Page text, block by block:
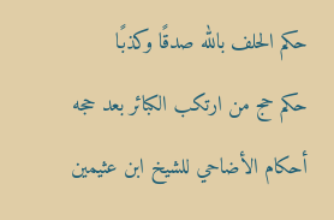
حكم الحلف بالله صدقًا وكذبًا
حكم حج من ارتكب الكبائر بعد حجه
أحكام الأضاحي للشيخ ابن عثيمين